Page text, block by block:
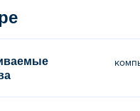
Legends?